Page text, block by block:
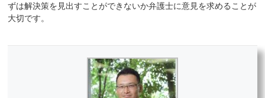
ずは解決策を見出すことができないか弁護士に意見を求めることが
大切です。